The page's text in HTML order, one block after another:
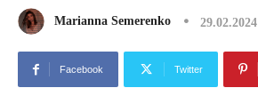
Marianna Semerenko 29.02.2024
Facebook Twitter